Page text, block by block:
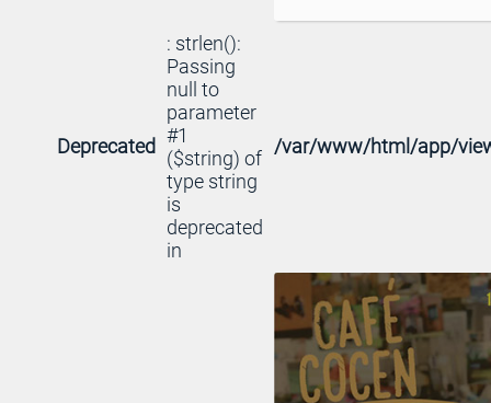
Deprecated
: strlen():
Passing
null to
parameter
#1
($string) of
type string
is
deprecated
in
/var/www/html/app/